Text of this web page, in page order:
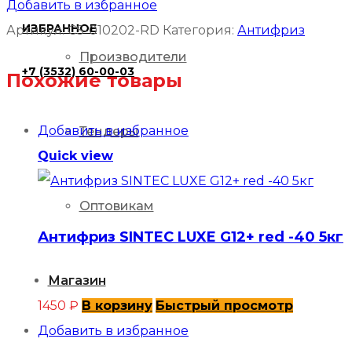
ИЗБРАННОЕ
+7 (3532) 60-00-03
Производители
Тендеры
Оптовикам
Магазин
CoolStream
40
Добавить в избранное
Артикул:CS-010202-RD Категория: Антифриз
Похожие товары
Добавить в избранное
Quick view
Антифриз SINTEC LUXE G12+ red -40 5кг
1450 ₽ В корзину Быстрый просмотр
Добавить в избранное